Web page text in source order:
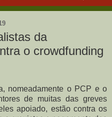
da
o crowdfunding
nomeadamente o PCP e o
de muitas das greves
apoiado, estão contra os